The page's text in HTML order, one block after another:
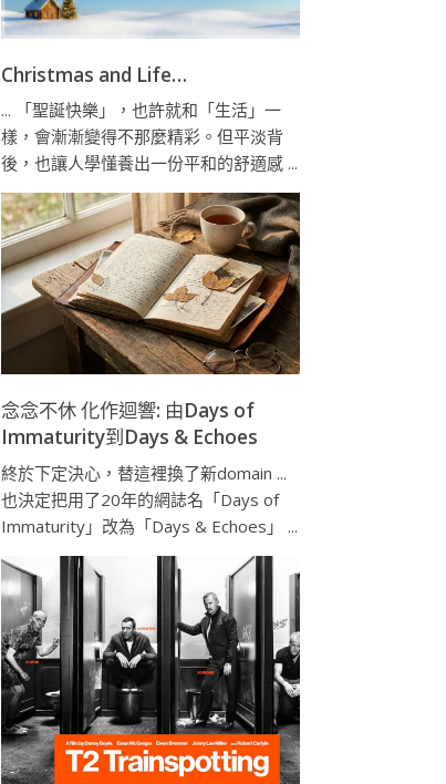
Christmas and Life…
... 「聖誕快樂」，也許就和「生活」一
樣，會漸漸變得不那麼精彩。但平淡背
後，也讓人學懂養出一份平和的舒適感 ...
念念不休 化作迴響: 由Days of
Immaturity到Days & Echoes
終於下定決心，替這裡換了新domain ...
也決定把用了20年的網誌名「Days of
Immaturity」改為「Days & Echoes」 ...